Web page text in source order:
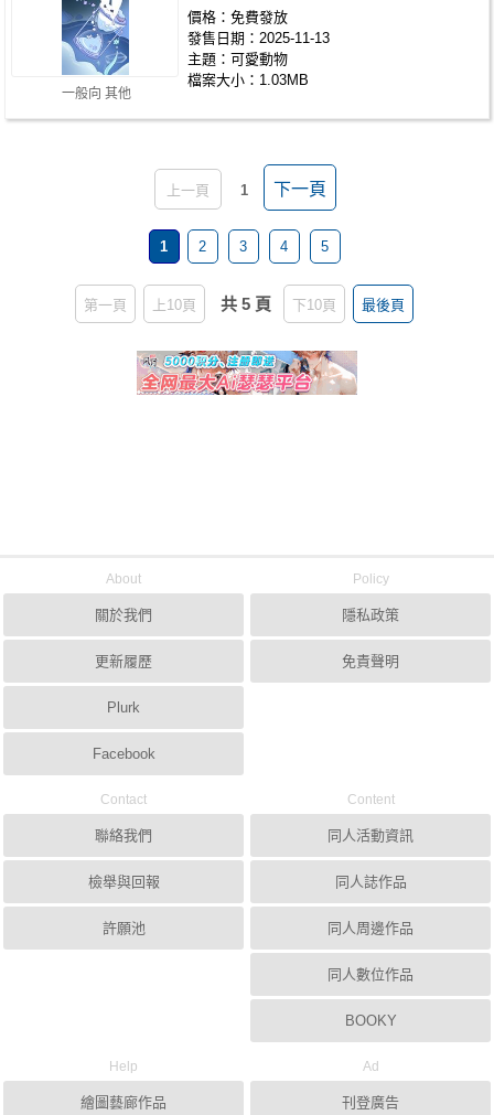
一般向 其他
價格：免費發放
發售日期：2025-11-13
主題：可愛動物
檔案大小：1.03MB
上一頁 1 下一頁
1 2 3 4 5
第一頁 上10頁 共 5 頁 下10頁 最後頁
About
關於我們
更新履歷
Plurk
Facebook
Policy
隱私政策
免責聲明
Contact
聯絡我們
檢舉與回報
許願池
Content
同人活動資訊
同人誌作品
同人周邊作品
同人數位作品
BOOKY
Help
繪圖藝廊作品
Ad
刊登廣告